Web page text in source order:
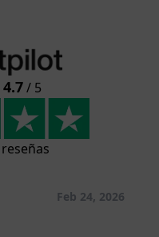
/ 5
Feb 24, 2026